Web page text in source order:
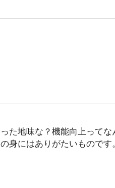
た地味な？機能向上って
身にはありがたいものです